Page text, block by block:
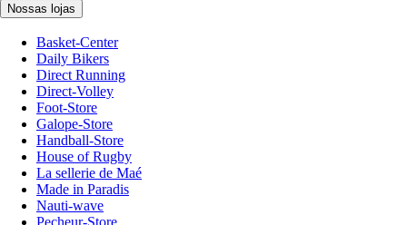
Nossas lojas
Basket-Center
Daily Bikers
Direct Running
Direct-Volley
Foot-Store
Galope-Store
Handball-Store
House of Rugby
La sellerie de Maé
Made in Paradis
Nauti-wave